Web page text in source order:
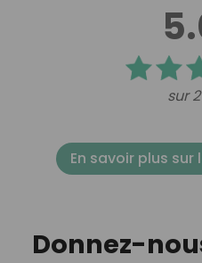
sur
En savoir plus sur
Donnez-